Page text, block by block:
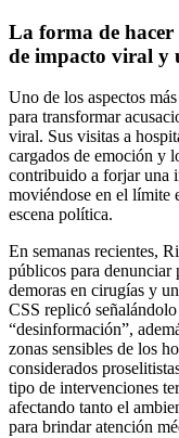
La forma de hacer
de impacto viral y
Uno de los aspectos
para transformar
viral. Sus visitas a
cargados de emoción y
contribuido a forjar una
moviéndose en el límite
escena política.
En semanas recientes,
públicos para denunciar
demoras en cirugías y
CSS replicó
“desinformación”,
zonas sensibles de los
considerados
tipo de intervenciones
afectando tanto el
para brindar atención